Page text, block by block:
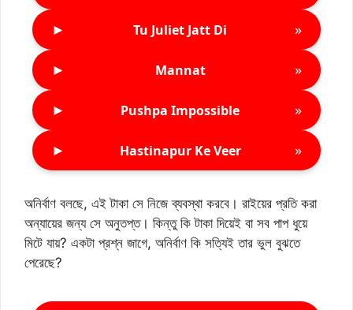
► Tu Juliet Jatt Di »
► Mannat »
► Pushpa Impossible »
► Hastinapur Ke Veer »
অনির্বাণ বলছে, এই টাকা সে নিজে ব্যবস্থা করবে। রাইয়ের প্রতি করা
অন্যায়ের জন্য সে অনুতপ্ত। কিন্তু কি টাকা দিয়েই বা সব পাপ ধুয়ে
মিটে যায়? একটা প্রশ্ন জাগে, অনির্বাণ কি সত্যিই তার ভুল বুঝতে
পেরেছে?